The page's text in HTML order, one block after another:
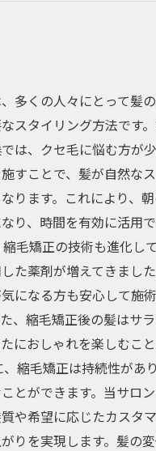
多くの人々にとって髪
スタイリング方法です
は、クセ毛に悩む方が
すことで、髪が自然なス
ります。これにより、
り、時間を有効に活用
縮毛矯正の技術も進化し
た薬剤が増えてきまし
になる方も安心して施
、縮毛矯正後の髪はサ
におしゃれを楽しむこ
、縮毛矯正は持続性があ
とができます。当サロ
や希望に応じたカスタ
りを実現します。髪の